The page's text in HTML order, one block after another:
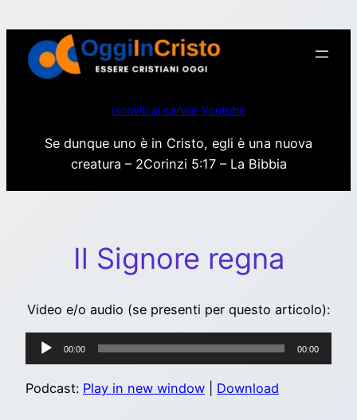
contenuto
Iscriviti al canale Youtube
Se dunque uno è in Cristo, egli è una nuova
creatura – 2Corinzi 5:17 – La Bibbia
Il Signore regna
Video e/o audio (se presenti per questo articolo):
Audio
Player
00:00 00:00
Podcast: Play in new window Download